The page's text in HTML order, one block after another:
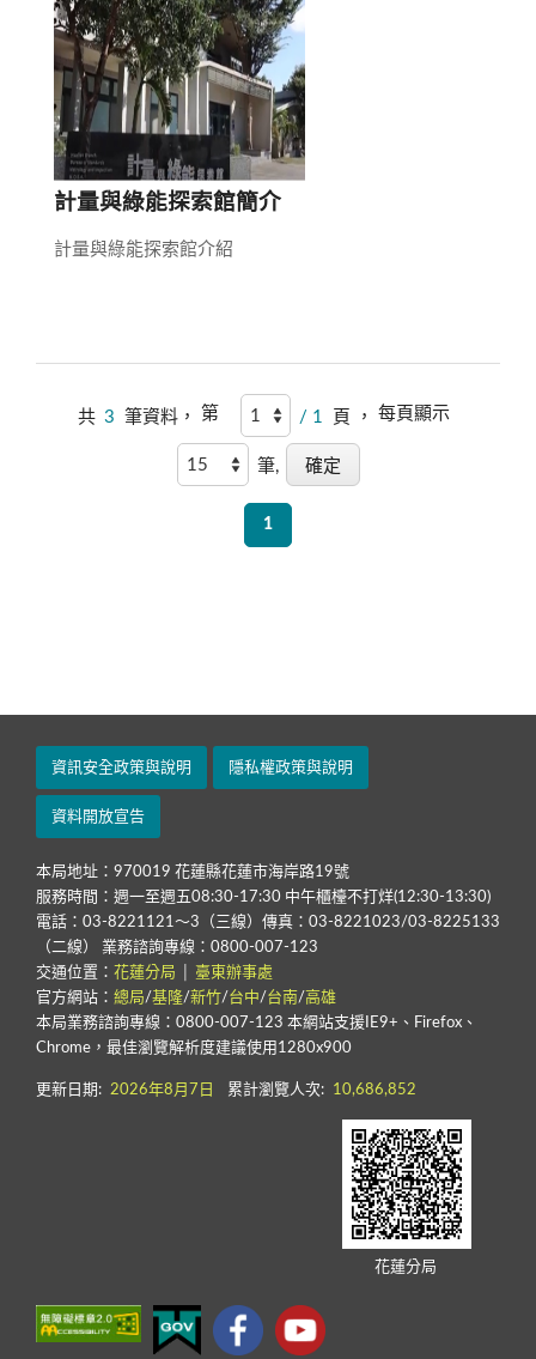
計量與綠能探索館簡介
計量與綠能探索館介紹
共 3 筆資料， 第 / 1 頁 ， 每頁顯示
筆,
1
資訊安全政策與說明 隱私權政策與說明
資料開放宣告
本局地址：970019 花蓮縣花蓮市海岸路19號
服務時間：週一至週五08:30-17:30 中午櫃檯不打烊(12:30-13:30)
電話：03-8221121～3（三線）傳真：03-8221023/03-8225133
（二線） 業務諮詢專線：0800-007-123
交通位置： 花蓮分局
臺東辦事處
官方網站： 總局/基隆/新竹/台中/台南/高雄
本局業務諮詢專線：0800-007-123 本網站支援IE9+、Firefox、
Chrome，最佳瀏覽解析度建議使用1280x900
更新日期: 2026年8月7日 累計瀏覽人次: 10,686,852
花蓮分局